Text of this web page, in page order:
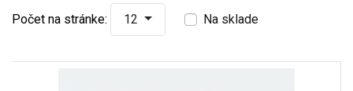
Počet na stránke: 12 Na sklade